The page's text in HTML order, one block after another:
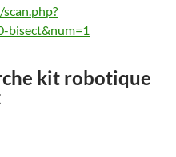
bisect&num=1
kit robotique